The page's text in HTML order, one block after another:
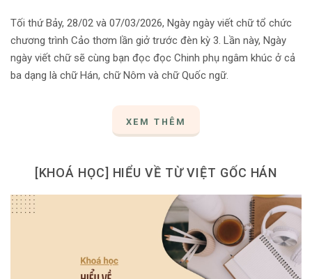
Tối thứ Bảy, 28/02 và 07/03/2026, Ngày ngày viết chữ tổ chức
chương trình Cảo thơm lần giở trước đèn kỳ 3. Lần này, Ngày
ngày viết chữ sẽ cùng bạn đọc đọc Chinh phụ ngâm khúc ở cả
ba dạng là chữ Hán, chữ Nôm và chữ Quốc ngữ.
XEM THÊM
[KHOÁ HỌC] HIỂU VỀ TỪ VIỆT GỐC HÁN